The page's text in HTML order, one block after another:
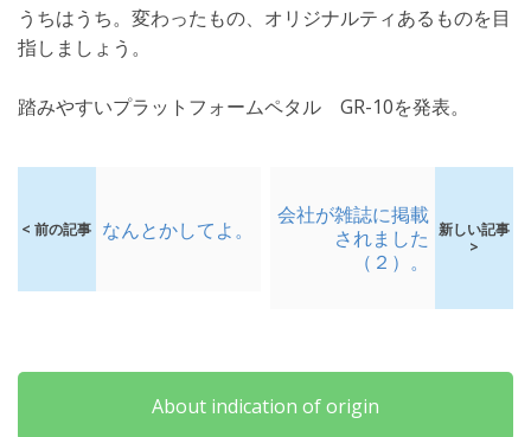
うちはうち。変わったもの、オリジナルティあるものを目
指しましょう。
踏みやすいプラットフォームペタル GR-10を発表。
< 前の記事 なんとかしてよ。
会社が雑誌に掲載
されました
（２）。
新しい記事
>
About indication of origin